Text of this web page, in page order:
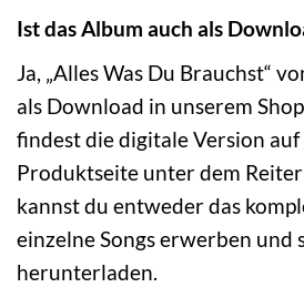
Ist das Album auch als
Ja, „Alles Was Du Brauchst“
als Download in unserem
findest die digitale Version
Produktseite unter dem
kannst du entweder das
einzelne Songs erwerben und
herunterladen.